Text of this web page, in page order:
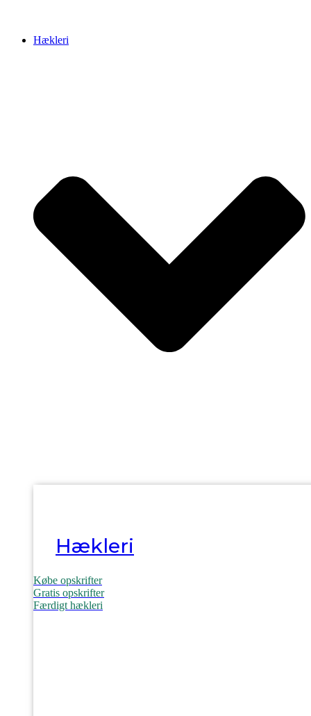
Hækleri
Hækleri
Købe opskrifter
Gratis opskrifter
Færdigt hækleri